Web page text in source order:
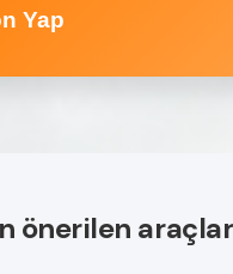
Yap
önerilen araçlar